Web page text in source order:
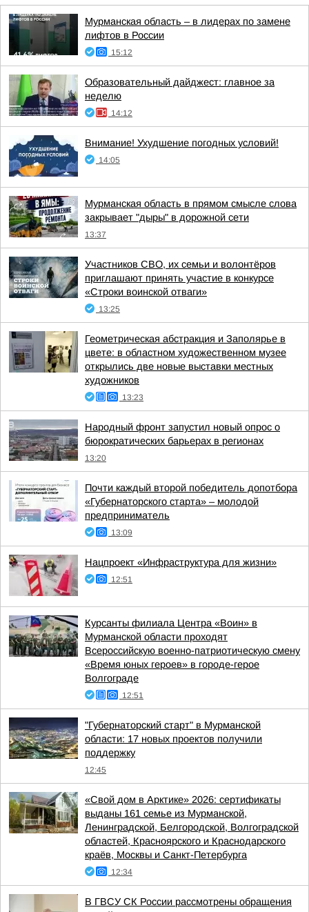
Мурманская область – в лидерах по замене
лифтов в России
15:12
Образовательный дайджест: главное за
неделю
14:12
Внимание! Ухудшение погодных условий!
14:05
Мурманская область в прямом смысле слова
закрывает "дыры" в дорожной сети
13:37
Участников СВО, их семьи и волонтёров
приглашают принять участие в конкурсе
«Строки воинской отваги»
13:25
Геометрическая абстракция и Заполярье в
цвете: в областном художественном музее
открылись две новые выставки местных
художников
13:23
Народный фронт запустил новый опрос о
бюрократических барьерах в регионах
13:20
Почти каждый второй победитель допотбора
«Губернаторского старта» – молодой
предприниматель
13:09
Нацпроект «Инфраструктура для жизни»
12:51
Курсанты филиала Центра «Воин» в
Мурманской области проходят
Всероссийскую военно-патриотическую смену
«Время юных героев» в городе-герое
Волгограде
12:51
"Губернаторский старт" в Мурманской
области: 17 новых проектов получили
поддержку
12:45
«Свой дом в Арктике» 2026: сертификаты
выданы 161 семье из Мурманской,
Ленинградской, Белгородской, Волгоградской
областей, Красноярского и Краснодарского
краёв, Москвы и Санкт-Петербурга
12:34
В ГВСУ СК России рассмотрены обращения